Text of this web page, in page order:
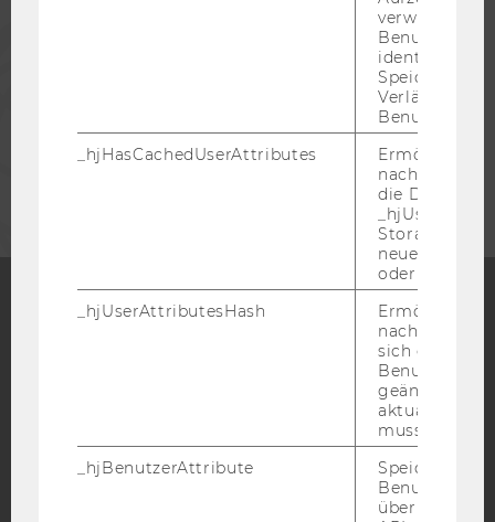
UNTERNEHMEN
Blog
Bluesky
verwendet,
identifizieren.
Verlängert
_hjHasCachedUserAttributes
Ermöglicht
die Daten in
Storage auf
neuesten
oder nicht.
_hjUserAttributesHash
Ermöglicht
sich ein
geändert hat
aktualisiert
muss.
_hjBenutzerAttribute
Speichert
über die